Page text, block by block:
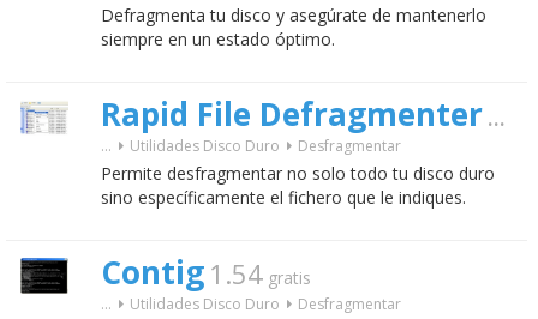
Defragmenta tu disco y asegúrate de mantenerlo
siempre en un estado óptimo.
Rapid File Defragmenter1.4
... Utilidades Disco Duro Desfragmentar
Permite desfragmentar no solo todo tu disco duro
sino específicamente el fichero que le indiques.
Contig 1.54 gratis
... Utilidades Disco Duro Desfragmentar